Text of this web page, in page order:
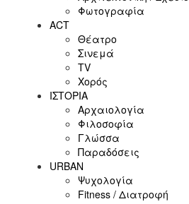
Φωτογραφία
ACT
Θέατρο
Σινεμά
ΤV
Χορός
ΙΣΤΟΡΙΑ
Αρχαιολογία
Φιλοσοφία
Γλώσσα
Παραδόσεις
URBAN
Ψυχολογία
Fitness / Διατροφή